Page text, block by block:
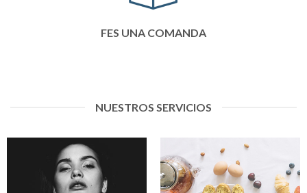
FES UNA COMANDA
NUESTROS SERVICIOS